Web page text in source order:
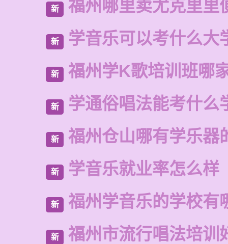
新 福州哪里卖尤克里里
新 学音乐可以考什么大
新 福州学K歌培训班哪
新 学通俗唱法能考什么
新 福州仓山哪有学乐器
新 学音乐就业率怎么样
新 福州学音乐的学校有
新 福州市流行唱法培训